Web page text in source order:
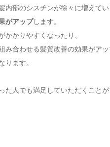
部のシスチンが徐々に増えてい
がアップします。
かりやすくなったり、
み合わせる髪質改善の効果がア
ます。
た人でも満足していただくこと